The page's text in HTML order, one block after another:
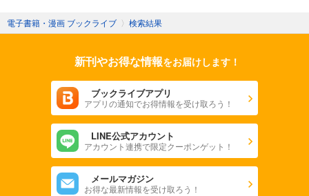
電子書籍・漫画 ブックライブ 〉 検索結果
新刊やお得な情報をお届けします！
ブックライブアプリ
アプリの通知でお得情報を受け取ろう！
LINE公式アカウント
アカウント連携で限定クーポンゲット！
メールマガジン
お得な最新情報を受け取ろう！